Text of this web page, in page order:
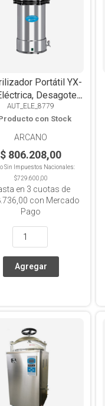
Portátil YX-
Desagote,
18L
AUT_ELE_8779
con Stock
ARCANO
$ 806.208,00
Sin Impuestos Nacionales:
$729.600,00
en 3 cuotas de
con Mercado
Pago